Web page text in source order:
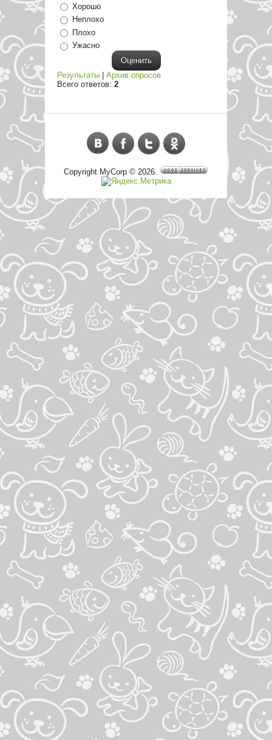
Хорошо
Неплохо
Плохо
Ужасно
Результаты
Архив опросов
Всего ответов: 2
Copyright MyCorp © 2026